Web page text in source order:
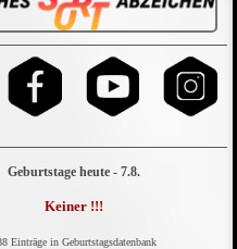
Geburtstage heute - 7.8.
Keiner !!!
Einträge in Geburtstagsdatenbank